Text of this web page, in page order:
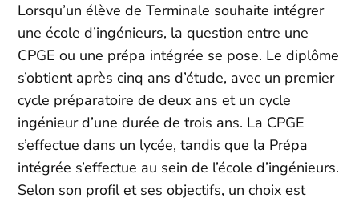
Lorsqu’un élève de Terminale souhaite intégrer
une école d’ingénieurs, la question entre une
CPGE ou une prépa intégrée se pose. Le diplôme
s’obtient après cinq ans d’étude, avec un premier
cycle préparatoire de deux ans et un cycle
ingénieur d’une durée de trois ans. La CPGE
s’effectue dans un lycée, tandis que la Prépa
intégrée s’effectue au sein de l’école d’ingénieurs.
Selon son profil et ses objectifs, un choix est